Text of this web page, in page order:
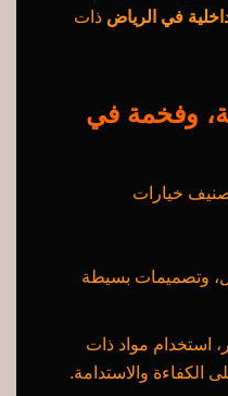
في الرياض ذات
وفخمة في
خيارات
وتصميمات بسيطة
استخدام مواد ذات
الكفاءة والاستدامة.